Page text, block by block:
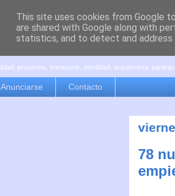
proyectos, transporte, movilidad, arquitectura,
Anunciarse Contacto
78
This site uses cookies from Google
are shared with Google along with
statistics, and to detect and address